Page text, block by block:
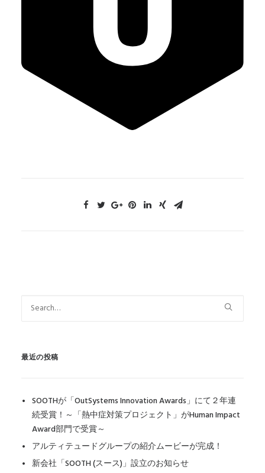
最近の投稿
SOOTHが「OutSystems Innovation Awards」にて２年連
続受賞！～「熱中症対策プロジェクト」がHuman Impact
Award部門で受賞～
アルティテュードグループの紹介ムービーが完成！
新会社「SOOTH (スース)」設立のお知らせ